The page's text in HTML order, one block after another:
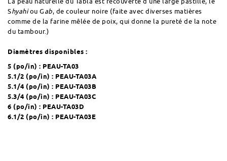
Shyahiou Gab, de couleur noire (faite avec diverses matières
comme de la farine mêlée de poix, qui donne la pureté de la note
du tambour.)
Diamètres disponibles :
5 (po/in) : PEAU-TA03
5.1/2 (po/in) : PEAU-TA03A
5.1/4 (po/in) : PEAU-TA03B
5.3/4 (po/in) : PEAU-TA03C
6 (po/in) : PEAU-TA03D
6.1/2 (po/in) : PEAU-TA03E